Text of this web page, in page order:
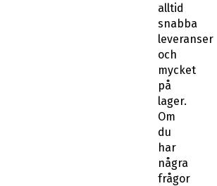
alltid
snabba
leveranser
och
mycket
på
lager.
Om
du
har
några
frågor